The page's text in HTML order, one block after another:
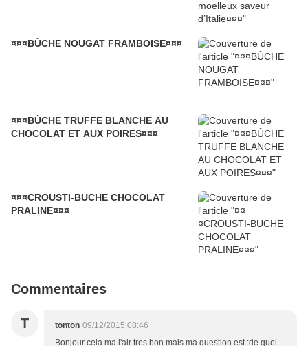
¤¤¤BÛCHE NOUGAT FRAMBOISE¤¤¤
¤¤¤BÛCHE TRUFFE BLANCHE AU
CHOCOLAT ET AUX POIRES¤¤¤
¤¤¤CROUSTI-BUCHE CHOCOLAT
PRALINE¤¤¤
Commentaires
T tonton 09/12/2015 08:46
Bonjour cela ma l'air tres bon mais ma question est :de quel